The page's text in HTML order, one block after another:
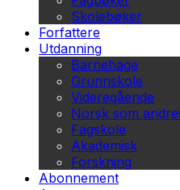
Skolebøker
Forfattere
Utdanning
Barnehage
Grunnskole
Videregående
Norsk som
Fagskole
Akademisk
Forskning
Abonnement